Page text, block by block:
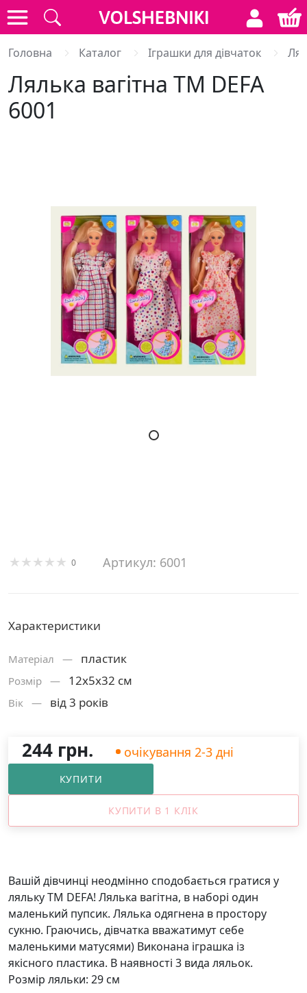
Головна Каталог Іграшки для дівчаток
Лялька вагітна ТМ DEFA
6001
0 Артикул: 6001
Характеристики
Матерiал — пластик
Розмiр — 12x5x32 см
Вік — від 3 років
244 грн. очікування 2-3 дні
КУПИТИ
КУПИТИ В 1 КЛІК
Вашій дівчинці неодмінно сподобається гратися у
ляльку ТМ DEFA! Лялька вагітна, в наборі один
маленький пупсик. Лялька одягнена в простору
сукню. Граючись, дівчатка вважатимут себе
маленькими матусями) Виконана іграшка із
якісного пластика. В наявності 3 вида ляльок.
Розмір ляльки: 29 см